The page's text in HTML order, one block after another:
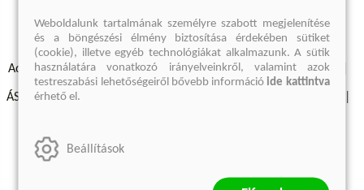
Adatvédelmi szabályzatok Elállási felmondási nyilatkozat
ÁSZF - Vásárlási feltételek
Szállítási információk
Weboldalunk tartalmának személyre szabott megjelenítése
és a böngészési élmény biztosítása érdekében sütiket
(cookie), illetve egyéb technológiákat alkalmazunk. A sütik
használatára vonatkozó irányelveinkről, valamint azok
testreszabási lehetőségeiről bővebb információide kattintva
érhető el.
Beállítások